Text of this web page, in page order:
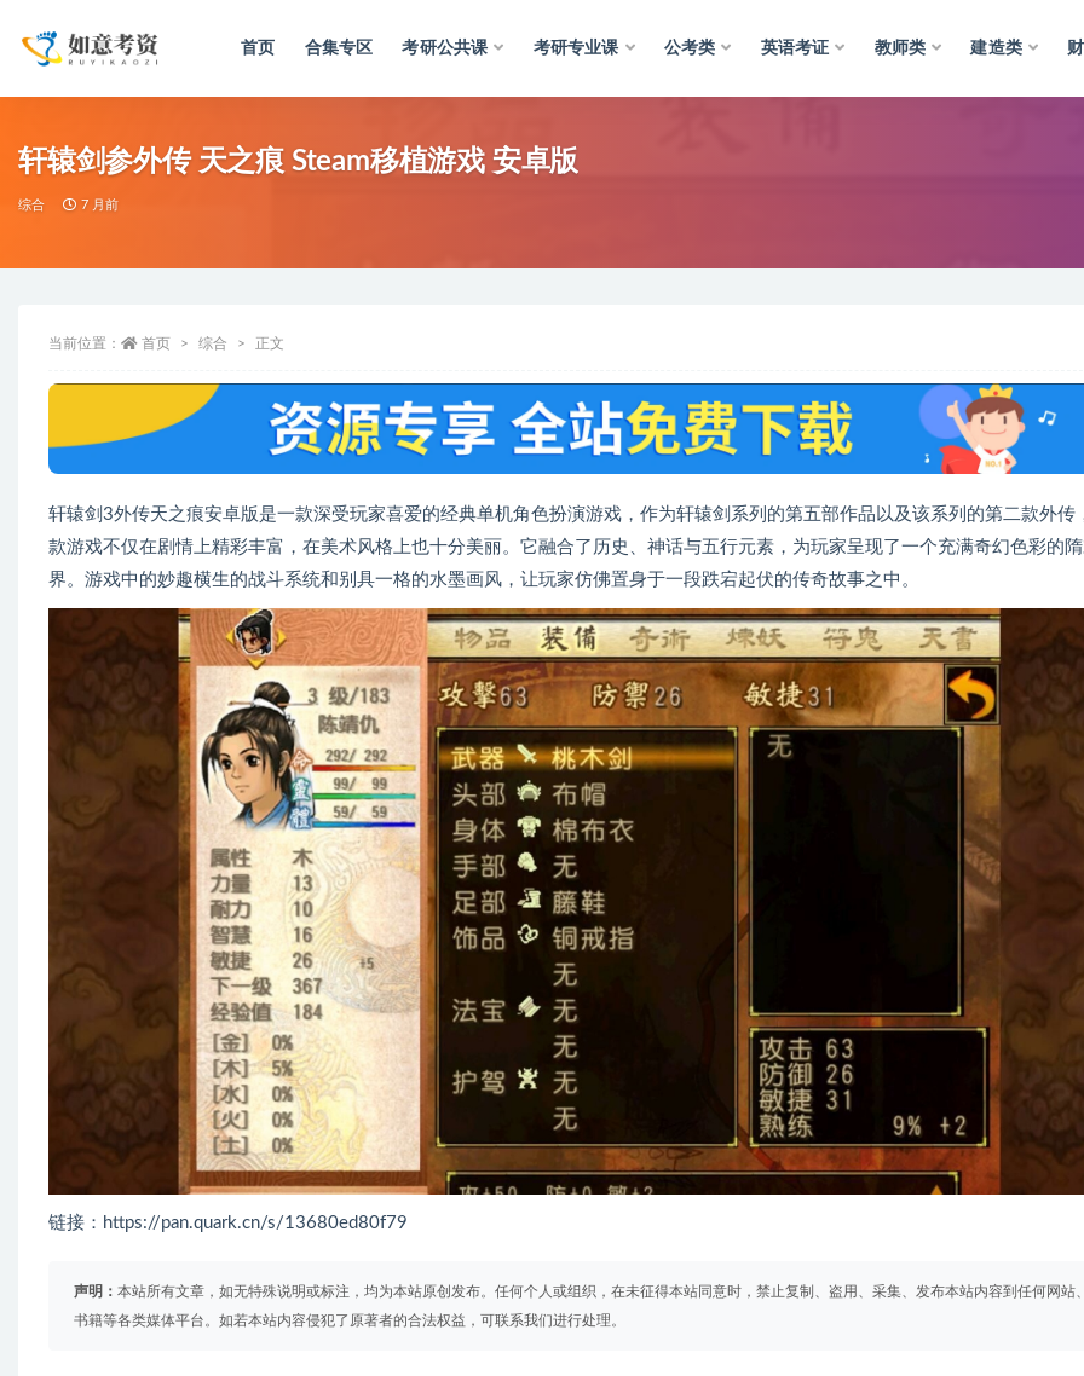
首页 合集专区 考研公共课 考研专业课 公考类 英语考证 教师类 建造类
轩辕剑参外传 天之痕 Steam移植游戏 安卓版
综合 7 月前
当前位置： 首页 综合 正文
轩辕剑3外传天之痕安卓版是一款深受玩家喜爱的经典单机角色扮演游戏，作为轩辕剑系列的第五部作品以及该系列的第二款外传
款游戏不仅在剧情上精彩丰富，在美术风格上也十分美丽。它融合了历史、神话与五行元素，为玩家呈现了一个充满奇幻色彩的
界。游戏中的妙趣横生的战斗系统和别具一格的水墨画风，让玩家仿佛置身于一段跌宕起伏的传奇故事之中。
链接：https://pan.quark.cn/s/13680ed80f79
声明： 本站所有文章，如无特殊说明或标注，均为本站原创发布。任何个人或组织，在未征得本站同意时，禁止复制、盗用、采集、发布本站内容到任何网站
书籍等各类媒体平台。如若本站内容侵犯了原著者的合法权益，可联系我们进行处理。